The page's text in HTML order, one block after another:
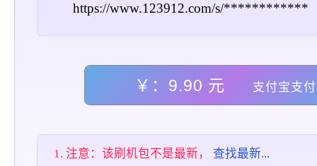
https://www.123912.com/s/************
￥：9.90 元 支付宝支付
注意：该刷机包不是最新， 查找最新...